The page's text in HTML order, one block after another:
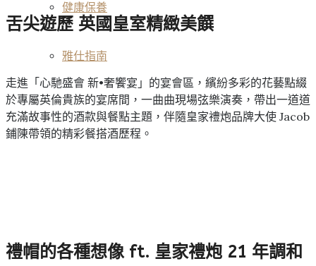
健康保養
雅仕指南
舌尖遊歷 英國皇室精緻美饌
走進「心馳盛會 新•奢饗宴」的宴會區，繽紛多彩的花藝點綴
於專屬英倫貴族的宴席間，一曲曲現場弦樂演奏，帶出一道道
充滿故事性的酒款與餐點主題，伴隨皇家禮炮品牌大使 Jacob
鋪陳帶領的精彩餐搭酒歷程。
禮帽的各種想像 ft. 皇家禮炮 21 年調和